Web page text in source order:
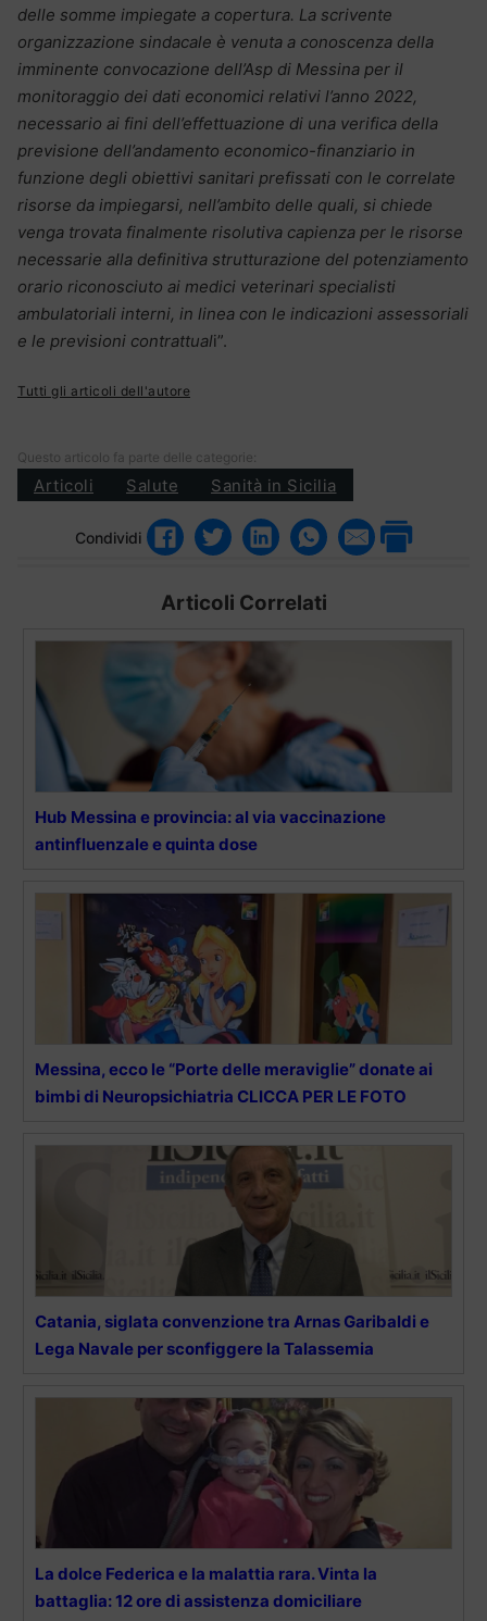
delle somme impiegate a copertura. La scrivente
organizzazione sindacale è venuta a conoscenza della
imminente convocazione dell’Asp di Messina per il
monitoraggio dei dati economici relativi l’anno 2022,
necessario ai fini dell’effettuazione di una verifica della
previsione dell’andamento economico-finanziario in
funzione degli obiettivi sanitari prefissati con le correlate
risorse da impiegarsi, nell’ambito delle quali, si chiede
venga trovata finalmente risolutiva capienza per le risorse
necessarie alla definitiva strutturazione del potenziamento
orario riconosciuto ai medici veterinari specialisti
ambulatoriali interni, in linea con le indicazioni assessoriali
e le previsioni contrattuali”.
Tutti gli articoli dell'autore
Questo articolo fa parte delle categorie:
Articoli Salute Sanità in Sicilia
Condividi
Articoli Correlati
Hub Messina e provincia: al via vaccinazione
antinfluenzale e quinta dose
Messina, ecco le “Porte delle meraviglie” donate ai
bimbi di Neuropsichiatria CLICCA PER LE FOTO
Catania, siglata convenzione tra Arnas Garibaldi e
Lega Navale per sconfiggere la Talassemia
La dolce Federica e la malattia rara. Vinta la
battaglia: 12 ore di assistenza domiciliare